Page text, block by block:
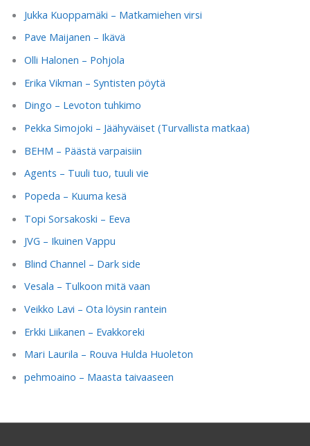
Jukka Kuoppamäki – Matkamiehen virsi
Pave Maijanen – Ikävä
Olli Halonen – Pohjola
Erika Vikman – Syntisten pöytä
Dingo – Levoton tuhkimo
Pekka Simojoki – Jäähyväiset (Turvallista matkaa)
BEHM – Päästä varpaisiin
Agents – Tuuli tuo, tuuli vie
Popeda – Kuuma kesä
Topi Sorsakoski – Eeva
JVG – Ikuinen Vappu
Blind Channel – Dark side
Vesala – Tulkoon mitä vaan
Veikko Lavi – Ota löysin rantein
Erkki Liikanen – Evakkoreki
Mari Laurila – Rouva Hulda Huoleton
pehmoaino – Maasta taivaaseen